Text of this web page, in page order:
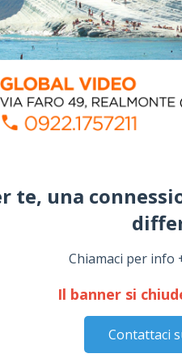
te, una
Chiamaci per info
Il banner si
Contattaci